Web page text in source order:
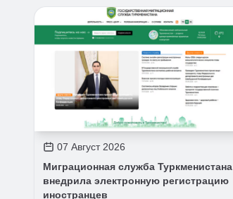
07 Август 2026
Миграционная служба Туркменистана
внедрила электронную регистрацию
иностранцев